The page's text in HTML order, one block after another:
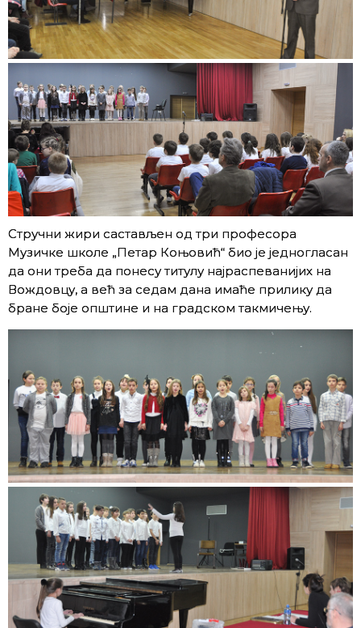
Стручни жири састављен од три професора
Музичке школе „Петар Коњовић“ био је једногласан
да они треба да понесу титулу најраспеванијих на
Вождовцу, а већ за седам дана имаће прилику да
бране боје општине и на градском тaкмичењу.